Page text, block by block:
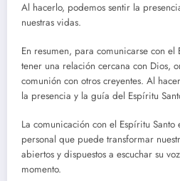
Al hacerlo, podemos sentir la
nuestras vidas.
En resumen, para comunicarse con el
tener una relación cercana con Dios,
comunión con otros creyentes. Al
la presencia y la guía del Espíritu
La comunicación con el Espíritu
personal que puede transformar
abiertos y dispuestos a escuchar su
momento.